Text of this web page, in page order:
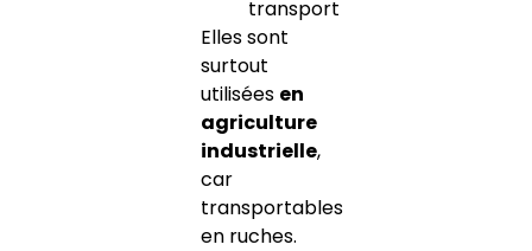
transport
Elles sont
surtout
utilisées en
agriculture
industrielle,
car
transportables
en ruches.